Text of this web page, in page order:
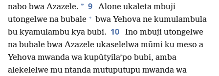
nabo bwa Azazele. * 9
Alone ukaleta mbuji
utongelwe na bubale + bwa Yehova ne kumulambula
bu kyamulambu kya bubi. 10
Ino mbuji utongelwe
na bubale bwa Azazele ukaselelwa mūmi ku meso a
Yehova mwanda wa kupūtyila’po bubi, amba
alekelelwe mu ntanda mutuputupu mwanda wa